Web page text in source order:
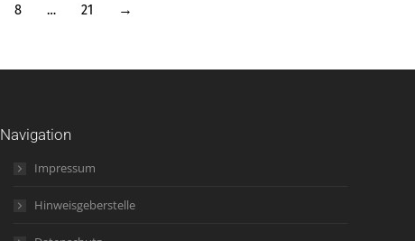
8 … 21 →
Navigation
Impressum
Hinweisgeberstelle